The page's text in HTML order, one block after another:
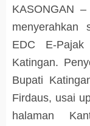
KASONGAN
EDC E-Pajak
Katingan.
Bupati
Firdaus, usai
halaman